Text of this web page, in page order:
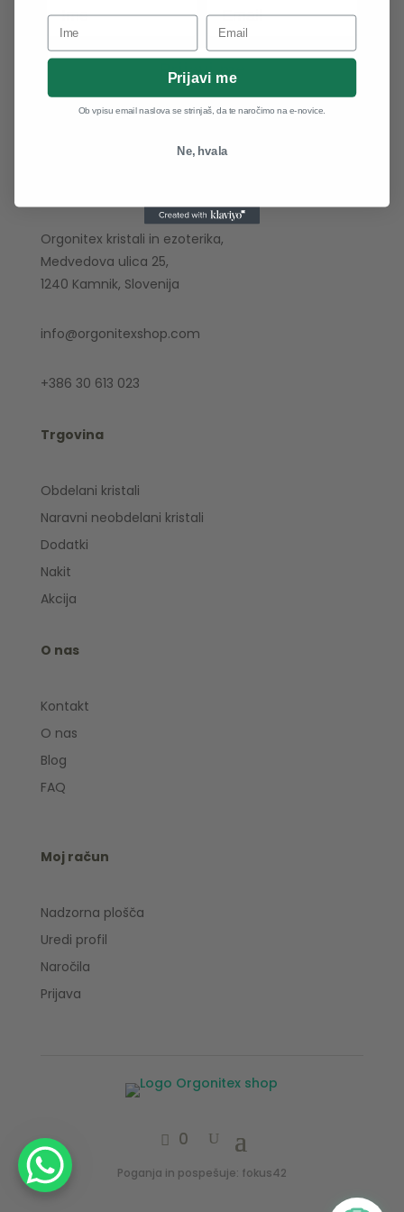
Prijavi me
Orgonitex kristali in ezoterika,
Medvedova ulica 25,
1240 Kamnik, Slovenija
info@orgonitexshop.com
+386 30 613 023
Trgovina
Obdelani kristali
Naravni neobdelani kristali
Dodatki
Nakit
Akcija
O nas
Kontakt
O nas
Blog
FAQ
Moj račun
Nadzorna plošča
Uredi profil
Naročila
Prijava
0
Poganja in pospešuje: fokus42
Prijavi me
Ob vpisu email naslova se strinjaš, da te naročimo na e-novice.
Ne, hvala